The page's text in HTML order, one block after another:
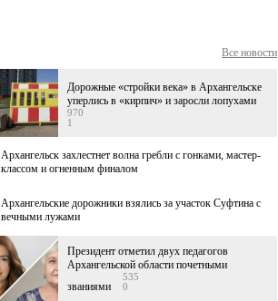
Все новости
Дорожные «стройки века» в Архангельске
уперлись в «кирпич» и заросли лопухами
970
1
Архангельск захлестнет волна гребли с гонками, мастер-
классом и огненным финалом
Архангельские дорожники взялись за участок Суфтина с
вечными лужами
Президент отметил двух педагогов
Архангельской области почетными
званиями
535
0